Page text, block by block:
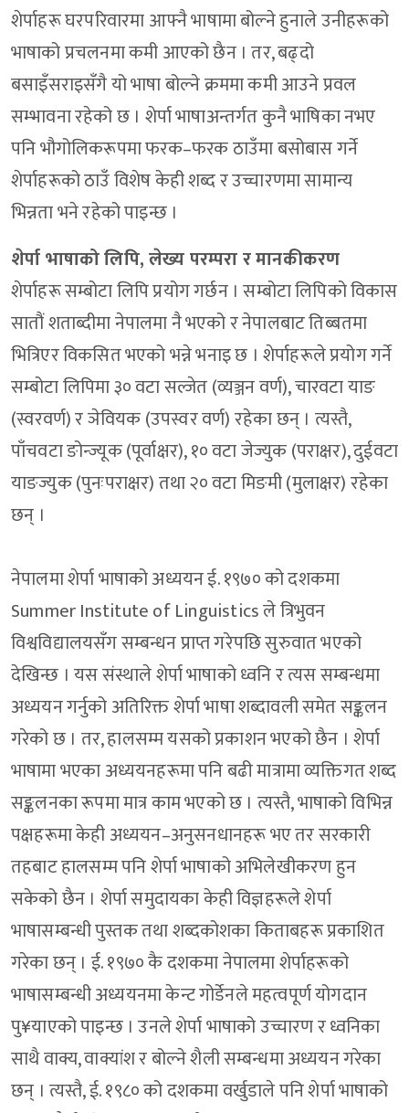
शेर्पाहरू घरपरिवारमा आफ्नै भाषामा बोल्ने हुनाले उनीहरूको
भाषाको प्रचलनमा कमी आएको छैन । तर, बढ्दो
बसाइँसराइसँगै यो भाषा बोल्ने क्रममा कमी आउने प्रवल
सम्भावना रहेको छ । शेर्पा भाषाअन्तर्गत कुनै भाषिका नभए
पनि भौगोलिकरूपमा फरक–फरक ठाउँमा बसोबास गर्ने
शेर्पाहरूको ठाउँ विशेष केही शब्द र उच्चारणमा सामान्य
भिन्नता भने रहेको पाइन्छ ।
शेर्पा भाषाको लिपि, लेख्य परम्परा र मानकीकरण
शेर्पाहरू सम्बोटा लिपि प्रयोग गर्छन । सम्बोटा लिपिको विकास
सातौं शताब्दीमा नेपालमा नै भएको र नेपालबाट तिब्बतमा
भित्रिएर विकसित भएको भन्ने भनाइ छ । शेर्पाहरूले प्रयोग गर्ने
सम्बोटा लिपिमा ३० वटा सल्जेत (व्यञ्जन वर्ण), चारवटा याङ
(स्वरवर्ण) र ञेवियक (उपस्वर वर्ण) रहेका छन् । त्यस्तै,
पाँचवटा ङोन्ज्यूक (पूर्वाक्षर), १० वटा जेज्युक (पराक्षर), दुईवटा
याङज्युक (पुनःपराक्षर) तथा २० वटा मिङमी (मुलाक्षर) रहेका
छन् ।
नेपालमा शेर्पा भाषाको अध्ययन ई. १९७० को दशकमा
Summer Institute of Linguistics ले त्रिभुवन
विश्वविद्यालयसँग सम्बन्धन प्राप्त गरेपछि सुरुवात भएको
देखिन्छ । यस संस्थाले शेर्पा भाषाको ध्वनि र त्यस सम्बन्धमा
अध्ययन गर्नुको अतिरिक्त शेर्पा भाषा शब्दावली समेत सङ्कलन
गरेको छ । तर, हालसम्म यसको प्रकाशन भएको छैन । शेर्पा
भाषामा भएका अध्ययनहरूमा पनि बढी मात्रामा व्यक्तिगत शब्द
सङ्कलनका रूपमा मात्र काम भएको छ । त्यस्तै, भाषाको विभिन्न
पक्षहरूमा केही अध्ययन–अनुसनधानहरू भए तर सरकारी
तहबाट हालसम्म पनि शेर्पा भाषाको अभिलेखीकरण हुन
सकेको छैन । शेर्पा समुदायका केही विज्ञहरूले शेर्पा
भाषासम्बन्धी पुस्तक तथा शब्दकोशका किताबहरू प्रकाशित
गरेका छन् । ई. १९७० कै दशकमा नेपालमा शेर्पाहरूको
भाषासम्बन्धी अध्ययनमा केन्ट गोर्डेनले महत्वपूर्ण योगदान
पु¥याएको पाइन्छ । उनले शेर्पा भाषाको उच्चारण र ध्वनिका
साथै वाक्य, वाक्यांश र बोल्ने शैली सम्बन्धमा अध्ययन गरेका
छन् । त्यस्तै, ई. १९८० को दशकमा वर्खुडाले पनि शेर्पा भाषाको